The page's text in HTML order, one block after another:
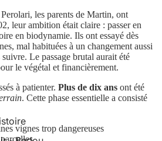
les parents de Martin, ont
leur ambition était claire : passer en
en biodynamie. Ils ont essayé dès
mal habituées à un changement aussi
Le passage brutal aurait été
le végétal et financièrement.
à patienter. Plus de dix ans ont été
. Cette phase essentielle a consisté
vignes trop dangereuses